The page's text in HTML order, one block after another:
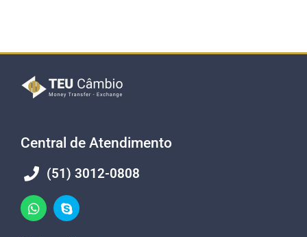
Central de Atendimento
(51) 3012-0808